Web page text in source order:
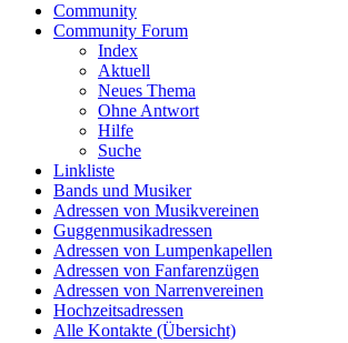
Community
Community Forum
Index
Aktuell
Neues Thema
Ohne Antwort
Hilfe
Suche
Linkliste
Bands und Musiker
Adressen von Musikvereinen
Guggenmusikadressen
Adressen von Lumpenkapellen
Adressen von Fanfarenzügen
Adressen von Narrenvereinen
Hochzeitsadressen
Alle Kontakte (Übersicht)